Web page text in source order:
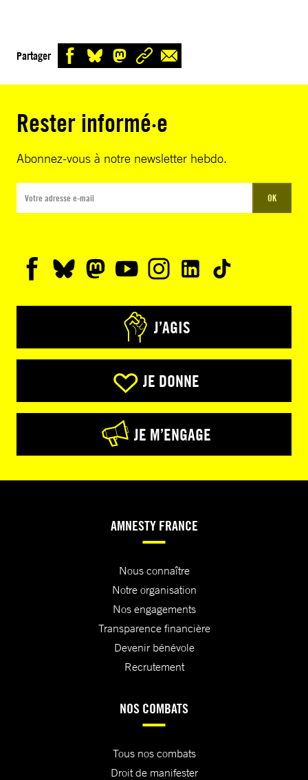
Partager
Rester informé·e
Abonnez-vous à notre newsletter hebdo.
OK
J’AGIS
JE DONNE
JE M’ENGAGE
AMNESTY FRANCE
Nous connaître
Notre organisation
Nos engagements
Transparence financière
Devenir bénévole
Recrutement
NOS COMBATS
Tous nos combats
Droit de manifester